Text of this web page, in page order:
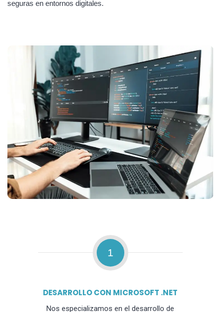
seguras en entornos digitales.
1
DESARROLLO CON MICROSOFT .NET
Nos especializamos en el desarrollo de